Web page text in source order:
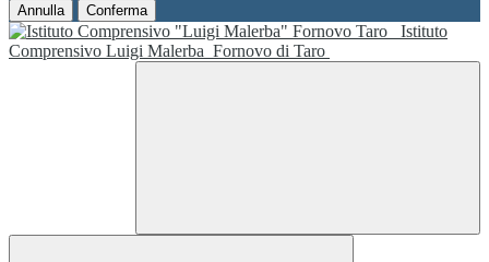
Annulla Conferma
Istituto
Comprensivo Luigi Malerba Fornovo di Taro